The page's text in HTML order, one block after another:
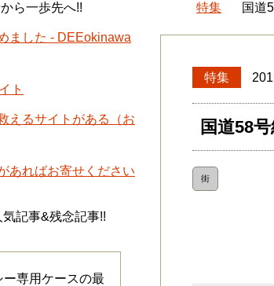
DEEokinawaト
特集 国道
特集
国道58
街